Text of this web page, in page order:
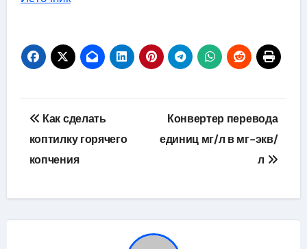
Навигация
по
записям
Как сделать
коптилку горячего
копчения
Конвертер перевода
единиц мг/л в мг-экв/
л